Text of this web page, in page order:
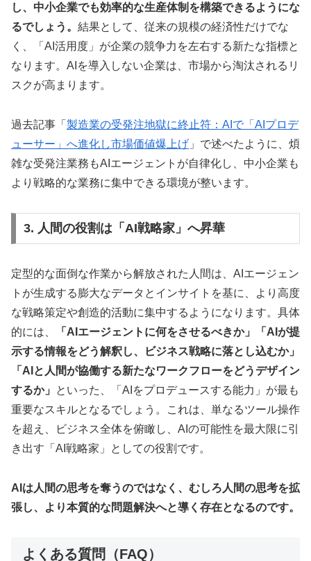
し、中小企業でも効率的な生産体制を構築できるようにな
るでしょう。 結果として、従来の規模の経済性だけでな
く、「AI活用度」が企業の競争力を左右する新たな指標と
なります。AIを導入しない企業は、市場から淘汰されるリ
スクが高まります。
過去記事「 製造業の受発注地獄に終止符：AIで「AIプロデ
ューサー」へ進化し市場価値爆上げ 」で述べたように、煩
雑な受発注業務もAIエージェントが自律化し、中小企業も
より戦略的な業務に集中できる環境が整います。
3. 人間の役割は「AI戦略家」へ昇華
定型的な面倒な作業から解放された人間は、AIエージェン
トが生成する膨大なデータとインサイトを基に、より高度
な戦略策定や創造的活動に集中するようになります。具体
的には、
「AIエージェントに何をさせるべきか」「AIが提
示する情報をどう解釈し、ビジネス戦略に落とし込むか」
「AIと人間が協働する新たなワークフローをどうデザイン
するか」
といった、「AIをプロデュースする能力」が最も
重要なスキルとなるでしょう。これは、単なるツール操作
を超え、ビジネス全体を俯瞰し、AIの可能性を最大限に引
き出す「AI戦略家」としての役割です。
AIは人間の思考を奪うのではなく、むしろ人間の思考を拡
張し、より本質的な問題解決へと導く存在となるのです。
よくある質問（FAQ）